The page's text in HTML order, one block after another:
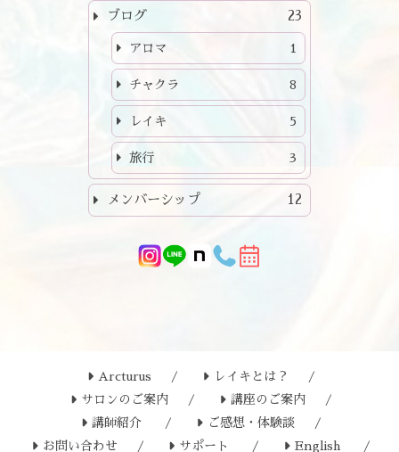
ブログ 23
アロマ 1
チャクラ 8
レイキ 5
旅行 3
メンバーシップ 12
Arcturus
レイキとは？
サロンのご案内
講座のご案内
講師紹介
ご感想・体験談
お問い合わせ
サポート English